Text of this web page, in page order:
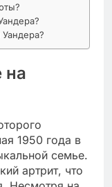
на
1950 года в
семье.
артрит, что